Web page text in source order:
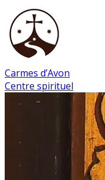
Carmes d’Avon
Centre spirituel